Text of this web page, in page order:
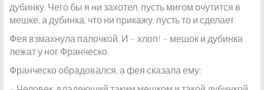
дубинку. Чего бы я ни захотел, пусть мигом очутится в
мешке, а дубинка, что ни прикажу, пусть то и сделает.
Фея взмахнула палочкой. И – хлоп! – мешок и дубинка
лежат у ног Франческо.
Франческо обрадовался, а фея сказала ему: